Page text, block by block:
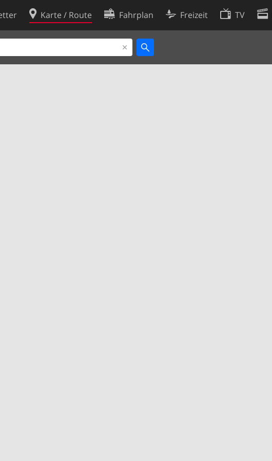
Karte / Route Fahrplan Freizeit TV
Cookie-Richtlinie
Cookie-Einstellungen